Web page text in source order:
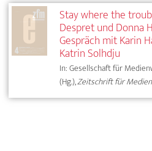
Stay where the
Despret und Donna
Gespräch mit Karin
Katrin Solhdju
In: Gesellschaft für
(Hg.),Zeitschrift für